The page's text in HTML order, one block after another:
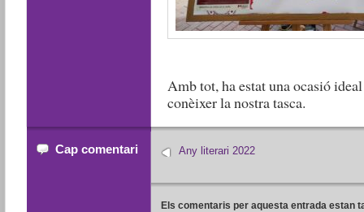
Amb tot, ha estat una ocasió
conèixer la nostra tasca.
Cap comentari Any literari 2022
Els comentaris per aquesta entrada estan